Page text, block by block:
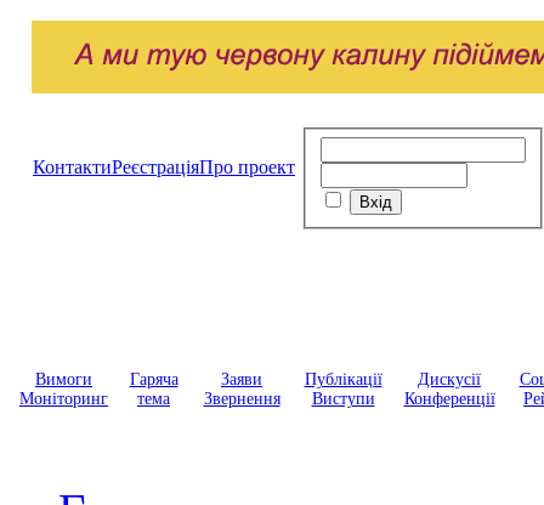
КонтактиРеєстраціяПро проект
Вимоги
Моніторинг
Гаряча
тема
Заяви
Звернення
Публікації
Виступи
Дискусії
Конференції